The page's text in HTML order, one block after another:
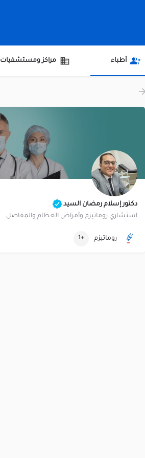
أطباء مراكز ومستشفيات
دكتور إسلام رمضان السيد
استشاري روماتيزم وأمراض العظام والمفاصل
روماتيزم +1